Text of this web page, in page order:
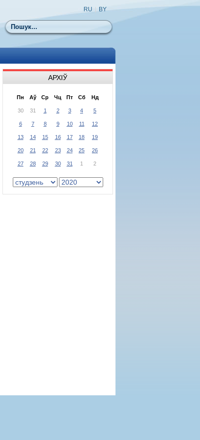
Пошук
RU BY
АРХІЎ
Пн Аў Ср Чц Пт Сб Нд
30 31 1 2 3 4 5
6 7 8 9 10 11 12
13 14 15 16 17 18 19
20 21 22 23 24 25 26
27 28 29 30 31 1 2